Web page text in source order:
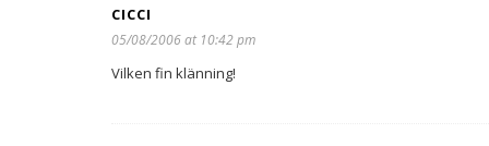
CICCI
05/08/2006 at 10:42 pm
Vilken fin klänning!